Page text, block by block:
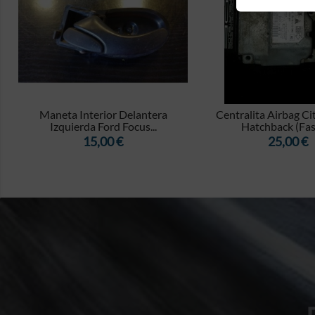
Maneta Interior Delantera
Izquierda Ford Focus...
Precio
15,00 €

Centralita Airbag
Hatchback
Precio
25,00 €
